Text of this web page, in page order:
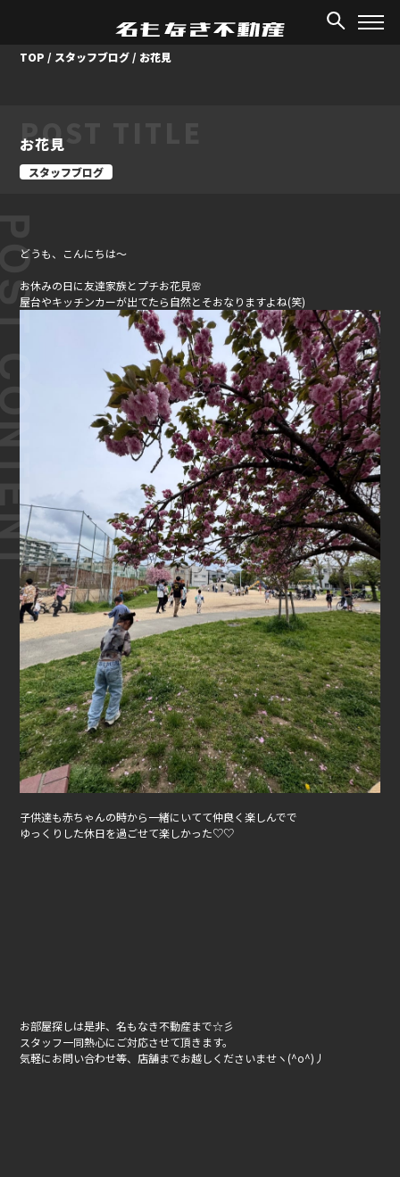
TOP / スタッフブログ / お花見
POST TITLE
お花見
スタッフブログ
どうも、こんにちは～
お休みの日に友達家族とプチお花見🌸
屋台やキッチンカーが出てたら自然とそおなりますよね(笑)
子供達も赤ちゃんの時から一緒にいてて仲良く楽しんでで
ゆっくりした休日を過ごせて楽しかった♡♡
お部屋探しは是非、名もなき不動産まで☆彡
スタッフ一同熱心にご対応させて頂きます。
気軽にお問い合わせ等、店舗までお越しくださいませヽ(^o^)丿